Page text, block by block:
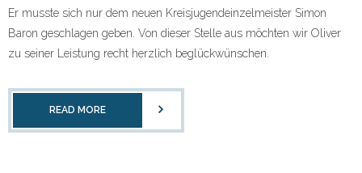
Er musste sich nur dem neuen Kreisjugendeinzelmeister Simon
Baron geschlagen geben. Von dieser Stelle aus möchten wir Oliver
zu seiner Leistung recht herzlich beglückwünschen.
READ MORE